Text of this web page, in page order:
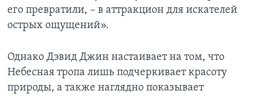
его превратили, – в аттракцион для искателей
острых ощущений».
Однако Дэвид Джин настаивает на том, что
Небесная тропа лишь подчеркивает красоту
природы, а также наглядно показывает